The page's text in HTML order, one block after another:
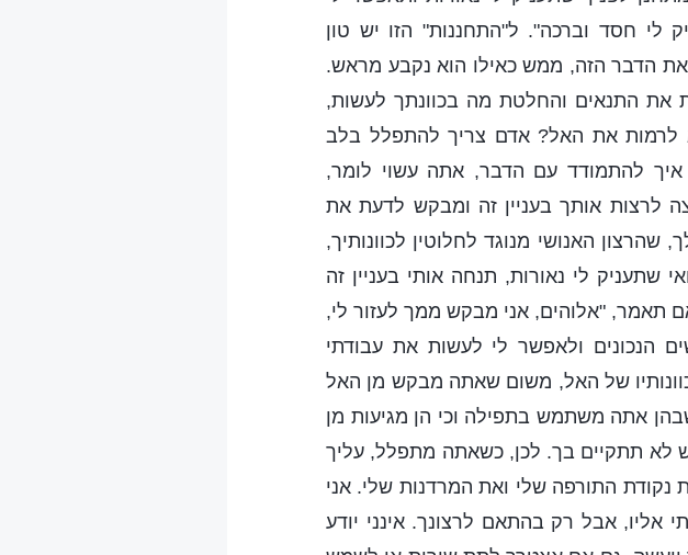
לי חסד וברכה". ל"התחננות" הזו יש טון
הדבר הזה, ממש כאילו הוא נקבע מראש.
את התנאים והחלטת מה בכוונתך לעשות,
לרמות את האל? אדם צריך להתפלל בלב
להתמודד עם הדבר, אתה עשוי לומר,
לרצות אותך בעניין זה ומבקש לדעת את
שהרצון האנושי מנוגד לחלוטין לכוונותיך,
שתעניק לי נאורות, תנחה אותי בעניין זה
תאמר, "אלוהים, אני מבקש ממך לעזור לי,
הנכונים ולאפשר לי לעשות את עבודתי
של האל, משום שאתה מבקש מן האל
אתה משתמש בתפילה וכי הן מגיעות מן
לא תתקיים בך. לכן, כשאתה מתפלל, עליך
נקודת התורפה שלי ואת המרדנות שלי. אני
אליו, אבל רק בהתאם לרצונך. אינני יודע